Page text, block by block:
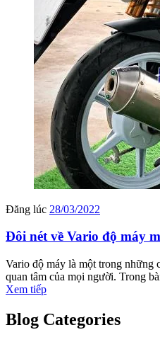
Đăng lúc 28/03/2022
Đôi nét về Vario độ máy
Vario độ máy là một trong những
quan tâm của mọi người. Trong
Xem tiếp
Blog Categories